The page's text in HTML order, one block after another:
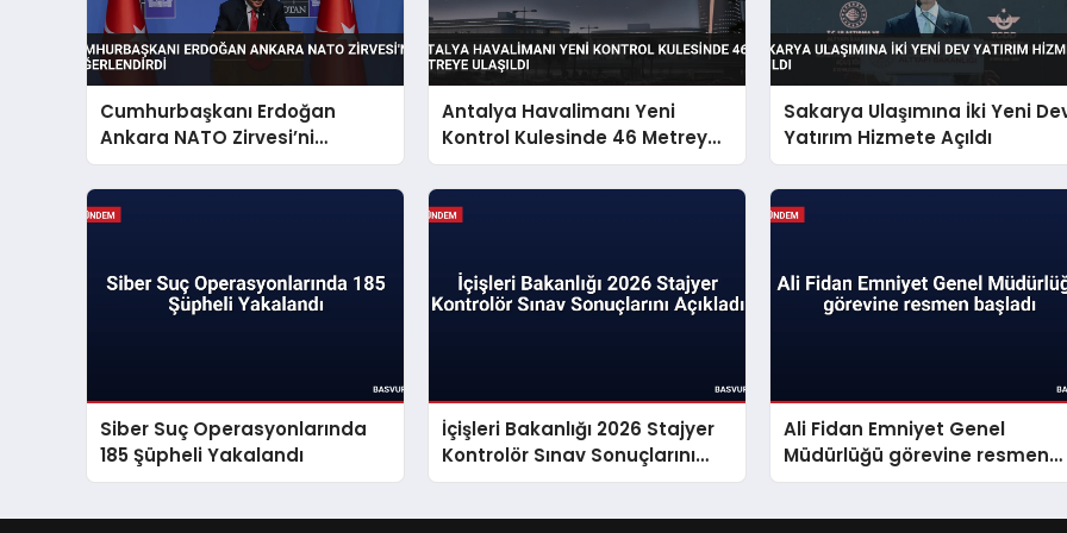
Cumhurbaşkanı Erdoğan
Ankara NATO Zirvesi’ni
Değerlendirdi
Antalya Havalimanı Yeni
Kontrol Kulesinde 46 Metreye
Ulaşıldı
Sakarya Ulaşımına İki Yeni
Yatırım Hizmete Açıldı
Siber Suç Operasyonlarında
185 Şüpheli Yakalandı
İçişleri Bakanlığı 2026 Stajyer
Kontrolör Sınav Sonuçlarını
Açıkladı
Ali Fidan Emniyet Genel
Müdürlüğü görevine resmen
başladı